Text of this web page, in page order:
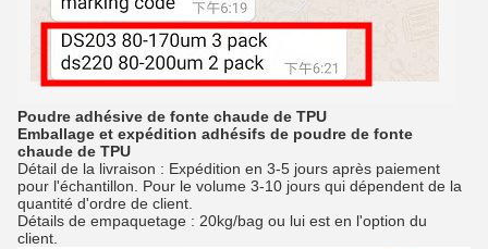
Poudre adhésive de fonte chaude de TPU
Emballage et expédition adhésifs de poudre de fonte
chaude de TPU
Détail de la livraison : Expédition en 3-5 jours après paiement
pour l'échantillon. Pour le volume 3-10 jours qui dépendent de la
quantité d'ordre de client.
Détails de empaquetage : 20kg/bag ou lui est en l'option du
client.